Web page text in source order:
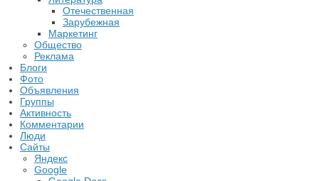
Отечественная
Зарубежная
Маркетинг
Общество
Реклама
Блоги
Фото
Объявления
Группы
Активность
Комментарии
Люди
Сайты
Яндекс
Google